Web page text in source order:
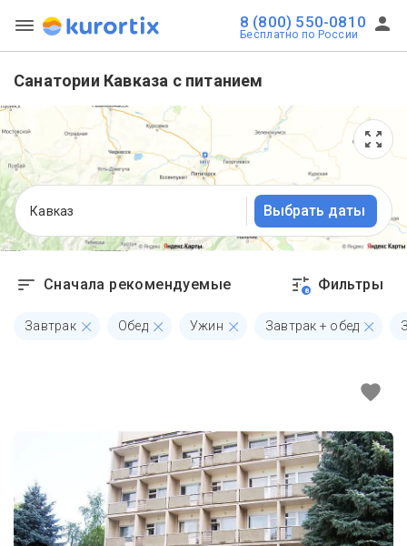
8 (800) 550-0810
Бесплатно по России
Санатории Кавказа с питанием
Кавказ Выбрать даты
Сначала рекомендуемые 8 Фильтры
Завтрак Обед Ужин Завтрак + обед